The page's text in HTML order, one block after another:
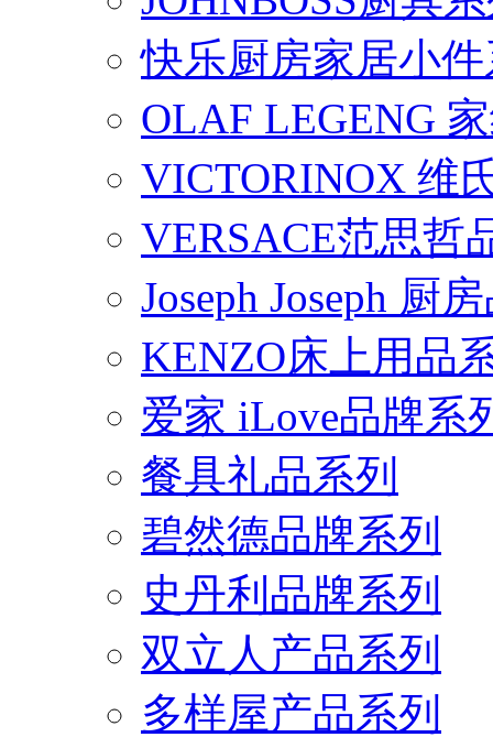
快乐厨房家居小
OLAF LEGENG
VICTORINOX 维
VERSACE范思哲
Joseph Joseph 厨
KENZO床上用品
爱家 iLove品牌系
餐具礼品系列
碧然德品牌系列
史丹利品牌系列
双立人产品系列
多样屋产品系列